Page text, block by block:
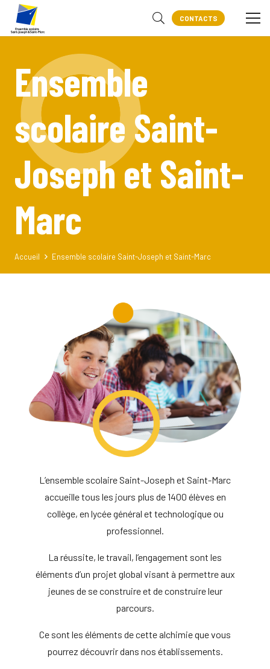
CONTACTS
Ensemble
scolaire Saint-
Joseph et Saint-
Marc
Accueil Ensemble scolaire Saint-Joseph et Saint-Marc
L’ensemble scolaire Saint-Joseph et Saint-Marc
accueille tous les jours plus de 1400 élèves en
collège, en lycée général et technologique ou
professionnel.
La réussite, le travail, l’engagement sont les
éléments d’un projet global visant à permettre aux
jeunes de se construire et de construire leur
parcours.
Ce sont les éléments de cette alchimie que vous
pourrez découvrir dans nos établissements.